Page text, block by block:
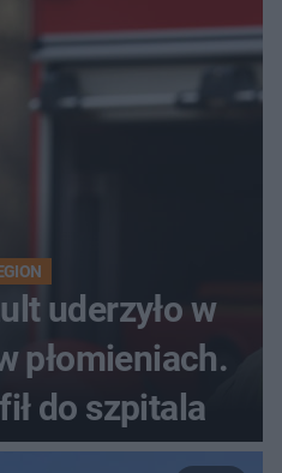
uderzyło w
płomieniach.
do szpitala